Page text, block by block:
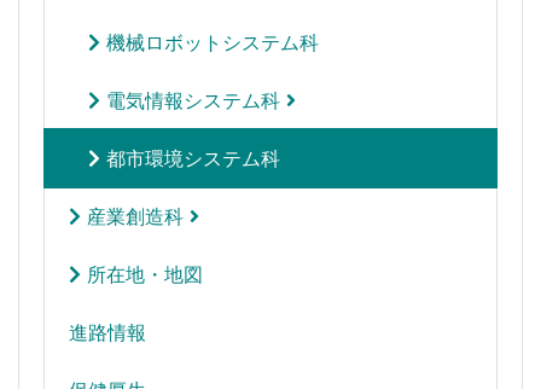
機械ロボットシステム科
電気情報システム科
都市環境システム科
産業創造科
所在地・地図
進路情報